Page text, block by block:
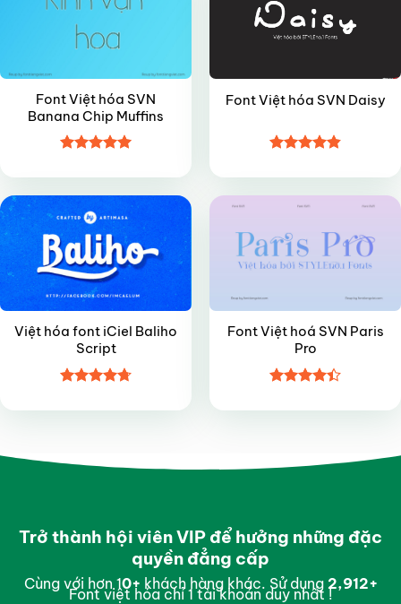
Font Việt hóa SVN
Banana Chip Muffins
hạng4.95
5 sao
Font Việt hóa SVN Daisy
hạng4.85
5 sao
Việt hóa font iCiel Baliho
Script
hạng4.75
Font Việt hoá SVN Paris
Pro
hạng4.4
Trở thành hội viên VIP để hưởng những đặc
quyền đẳng cấp
Cùng với hơn 10+khách hàng khác. Sử dụng 2,996+
Font việt hóa chỉ 1 tài khoản duy nhất !